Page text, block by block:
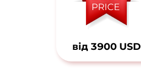
від 3900 USD